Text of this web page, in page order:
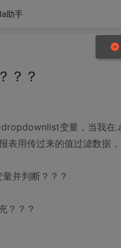
助手
？？
变量，当我
用传过来的值过滤数据，
并判断？？？
？？？